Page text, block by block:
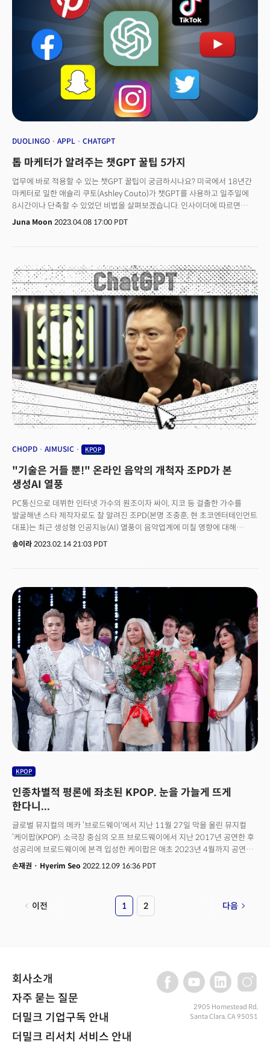
이 뉴진스를 굉장히 잘 기획해 2023년 1100억원의 매출로 성공시켰죠.
갈등은 이 성과에 대한 측정과 향후 분배에 관한 것입니다. 능력 있는 CEO와
직원 간의 관계에서도 나타나죠.분명한 건 비즈니스
세계에서 HR(인적자원) 관리의 중요성을 상기시키는 사건이라는 점입니다.
단순히 기업 내부 업무를 넘어서 사업의 운명을 가로 짓는 요소죠. 고성능
컴퓨터 및 소프트웨어의 필수재료인 반도체 산업에서도 이 사람 관계가
게임체인저로 떠올랐습니다.
DUOLINGO APPL CHATGPT
톱 마케터가 알려주는 챗GPT 꿀팁 5가지
업무에 바로 적용할 수 있는 챗GPT 꿀팁이 궁금하시나요? 미국에서 18년간
마케터로 일한 애슐리 쿠토(Ashley Couto)가 챗GPT를 사용하고 일주일에
8시간이나 단축할 수 있었던 비법을 살펴보겠습니다. 인사이더에 따르면
애슐리가 5가지 비법을 전해줬습니다. 👉 시간 단축해주는 똑똑한 챗GPT
알려진 사람 중 내가 닮고 싶은 어체를 갖고 있는 사람을 고르면 됩니다.
예컨대 어느 CEO의 이름을 말하면 글쓰기 톤, 속도, 심지어 이모티콘 사용까지
그 사람과 비슷하게 흉내낼 수 있습니다. 그렇다면 더욱 사람이 쓴 것과 같은
글을 받아볼 수 있겠지요? 2. 기본을 던져주고 톤앤매너를 지킨 변주작품
받기같은 메시지를 새롭고 흥미로운 카피로 전달하는 것은 어렵습니다. 5년간
같은 직장에서 일하다 보면 광고나 콘텐츠에 대한 창의적인 아이디어를
떠올리기 쉽지 않은데요. 그래서 챗GPT에게 하나의 예시를 제공하면서
"디지털 마케터처럼 생각해서 페이스북 광고 카피 네 가지 변형을 생성해
봐"라고 지시합니다. 초기 메시지를 제공하는 게 핵심인데요. 명확한 시작점을
제시하지 않으면, 챗GPT는 브랜드의 톤을 제대로 파악하기 어렵습니다.3.
최고의 마케팅 카피는 초등학교 5~6학년 수준의 글 평균적인 미국인의 읽기
능력은 초등학교 7학년 또는 8학년 수준이라고 알려져 있습니다. 최고의
마케팅 카피는 그보다 조금 낮은 초등학교 5학년 또는 6학년 수준인데요.
챗GPT를 사용해 자유롭게 글을 쓴 다음 읽기 수준과 어조를 변경합니다. 이
글쓰기마케팅은 스토리텔링이 중요합니다. 개인적이고 감성적인 이야기로
이용해 이야기를 짭니다. 애슐리가 사용하는 프롬프트는 다음과 같습니다:
"스토리 구조(1. 마음을 사로잡기, 2. 긴장감 조성하기, 3. 긴장감 해소하기, 4.
읽기 수준의 1,000단어 스토리를 1인칭으로 작성하라"고 말한 다음 줄거리
목록을 제시합니다.5. A/B 테스트 어떤 마케팅 전략이 더 나은지 결정하기
위해 대안을 테스트해야 할 때가 있죠. 챗GPT는 랜딩 페이지 최적화, 매출
증대 또는 이탈률 감소를 위해 회사가 실행하고자 하는 특정 테스트를
이메일 클릭률과 양식 작성에 기반한 가설을 생성하는 데 도움이 필요하다.
어떤 걸 테스트 해야하는지, 또 성공 여부를 측정하는 방법은 무엇인지
알려주라".
Juna Moon 2023.04.08 17:00 PDT
CHOPD AIMUSIC KPOP
"기술은 거들 뿐!" 온라인 음악의 개척자 조PD가 본
생성AI 열풍
PC통신으로 데뷔한 인터넷 가수의 원조이자 싸이, 지코 등 걸출한 가수를
발굴해낸 스타 제작자로도 잘 알려진 조PD(본명 조중훈, 현 초코엔터테인먼트
대표)는 최근 생성형 인공지능(AI) 열풍이 음악업계에 미칠 영향에 대해
“기술은 자신이 가진 재능을 대중화할 수 있게 도와주는 수단이 될 수
유니크함을 느낀다”고 강조했다. 이어 “오늘의 케이팝 열풍을 10년 전에
상상할 수 없었듯 10년 후 음악산업도 지금은 예단할 수 없다”며 “늘 새로운
것에 촉각을 곤두세우면서 기회와 기술을 선점하기 위해 노력해야 한다”고
덧붙였다. AI와 같은 기술의 도움으로 누구나 작사・작곡을 하는 시대 속 가수
지망생들을 향해 그는 “오디션 프로그램 심사 할 때면 노래를 잘하고
못하는지를 평가하기 전에 해당 출연자가 어떤 곡을 선곡했느냐를 먼저
본다”며 “그게 바로 그 사람을 특징하는 것이기 때문”이라고 설명했다. 결국
자신만의 스토리와 컨텐츠가 스킬보다 우선이라는 의미다. 기술이 전 세계를
집어삼킬 것만 같은 시대일수록 결국 해답은 ‘사람’이다.
송이라 2023.02.14 21:03 PDT
KPOP
인종차별적 평론에 좌초된 KPOP. 눈을 가늘게 뜨게
한다니...
글로벌 뮤지컬의 메카 ‘브로드웨이'에서 지난 11월 27일 막을 올린 뮤지컬
‘케이팝(KPOP). 소극장 중심의 오프 브로드웨이에서 지난 2017년 공연한 후
성공리에 브로드웨이에 본격 입성한 케이팝은 애초 2023년 4월까지 공연이
예정 돼 있었다. 하지만 개막 후 부진한 티켓 판매 등의 영향으로 오는 11일
개막 17일만에 서둘러 막을 내리게 됐다. 이 과정에서 뉴욕타임즈 유명
일었다. 제작자와 출연진들은 “뉴욕타임즈 차원에서 사과해야 한다"며
반발했다. 제작팀은 11일 막을 내린 후 브로드웨이 내 인종차별적 시각에 대한
손재권 · Hyerim Seo 2022.12.09 16:36 PDT
이전 1 2 다음
회사소개
자주 묻는 질문
더밀크 기업구독 안내
더밀크 리서치 서비스 안내
2905 Homestead Rd,
Santa Clara, CA 95051